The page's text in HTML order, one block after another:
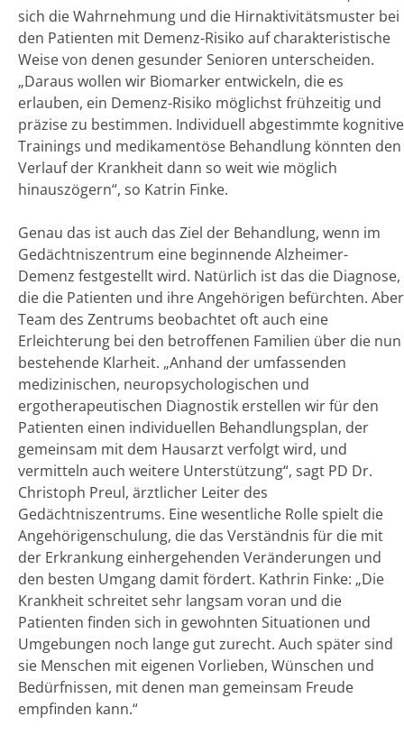
sich die Wahrnehmung und die Hirnaktivitätsmuster bei
den Patienten mit Demenz-Risiko auf charakteristische
Weise von denen gesunder Senioren unterscheiden.
„Daraus wollen wir Biomarker entwickeln, die es
erlauben, ein Demenz-Risiko möglichst frühzeitig und
präzise zu bestimmen. Individuell abgestimmte kognitive
Trainings und medikamentöse Behandlung könnten den
Verlauf der Krankheit dann so weit wie möglich
hinauszögern“, so Katrin Finke.
Genau das ist auch das Ziel der Behandlung, wenn im
Gedächtniszentrum eine beginnende Alzheimer-
Demenz festgestellt wird. Natürlich ist das die Diagnose,
die die Patienten und ihre Angehörigen befürchten. Aber
Team des Zentrums beobachtet oft auch eine
Erleichterung bei den betroffenen Familien über die nun
bestehende Klarheit. „Anhand der umfassenden
medizinischen, neuropsychologischen und
ergotherapeutischen Diagnostik erstellen wir für den
Patienten einen individuellen Behandlungsplan, der
gemeinsam mit dem Hausarzt verfolgt wird, und
vermitteln auch weitere Unterstützung“, sagt PD Dr.
Christoph Preul, ärztlicher Leiter des
Gedächtniszentrums. Eine wesentliche Rolle spielt die
Angehörigenschulung, die das Verständnis für die mit
der Erkrankung einhergehenden Veränderungen und
den besten Umgang damit fördert. Kathrin Finke: „Die
Krankheit schreitet sehr langsam voran und die
Patienten finden sich in gewohnten Situationen und
Umgebungen noch lange gut zurecht. Auch später sind
sie Menschen mit eigenen Vorlieben, Wünschen und
Bedürfnissen, mit denen man gemeinsam Freude
empfinden kann.“